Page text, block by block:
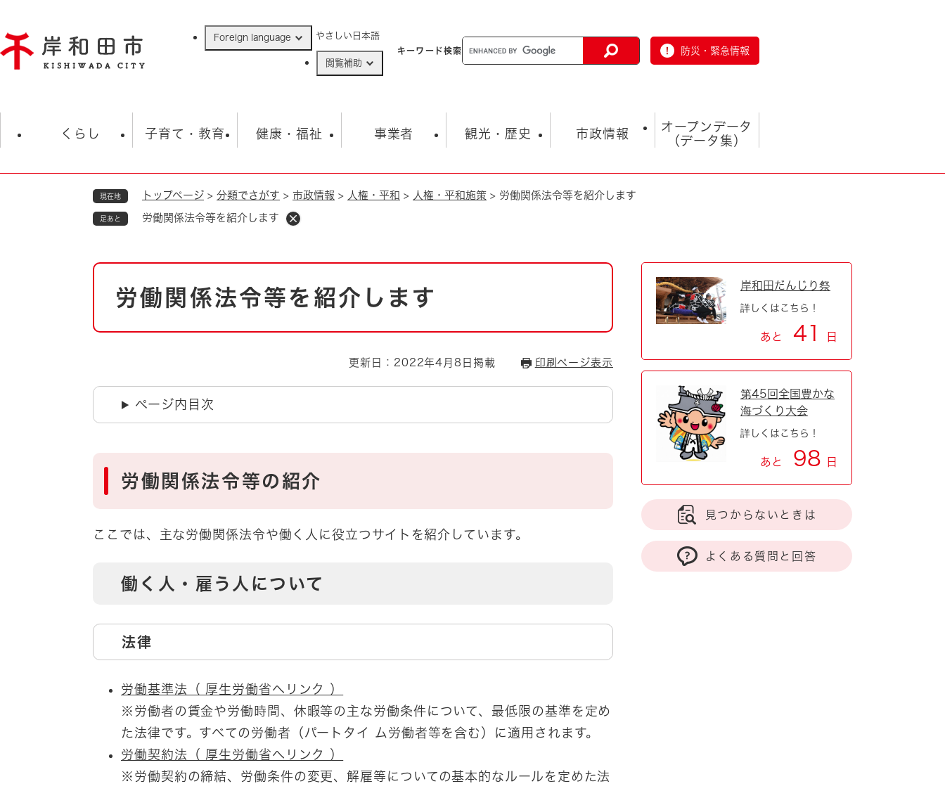
ジ
の
Foreign language やさしい日本語
閲覧補助
キーワード検索 防災・緊急情報
くらし
住民票・戸籍
ごみ・衛生・動物 救急・消防
防災・防犯 上水道・下水道
自然・環境・公園
男女共同参画
地域コミュニティ・ボラン
子育て・教育
学校 子育て
健康・福祉
福祉・健康・生活 生涯学習・スポーツ
事業者
入札・契約情報 まちづくり・協働
環境 福祉・介護
観光・歴史
観光 観光スポット
市政情報
市の概要 総合計画
市政 職員採用情報
市役所・施設の案内
オープンデータ
（データ集）
オープンデータ
現在地 トップページ > 分類でさがす > 市政情報 > 人権・平和 > 人権・平和施策 > 労働関係法令等を紹介します
足あと 労働関係法令等を紹介します
本
労働関係法令等を紹介します
更新日：2022年4月8日掲載 印刷ページ表示
ページ内目次
労働関係法令等の紹介
ここでは、主な労働関係法令や働く人に役立つサイトを紹介しています。
働く人・雇う人について
法律
労働基準法（ 厚生労働省へリンク ）
※労働者の賃金や労働時間、休暇等の主な労働条件について、最低限の基準を定め
た法律です。すべての労働者（パートタイ ム労働者等を含む）に適用されます。
労働契約法（ 厚生労働省へリンク ）
※労働契約の締結、労働条件の変更、解雇等についての基本的なルールを定めた法
岸和田だんじり祭
詳しくはこちら！
あと 41 日
第45回全国豊かな
海づくり大会
詳しくはこちら！
あと 98 日
見つからないときは
よくある質問と回答